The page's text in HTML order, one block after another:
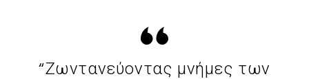
“Ζωντανεύοντας μνήμες των